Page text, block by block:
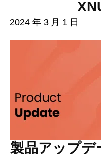
2024 年 3 月 1 日
製品アップデ